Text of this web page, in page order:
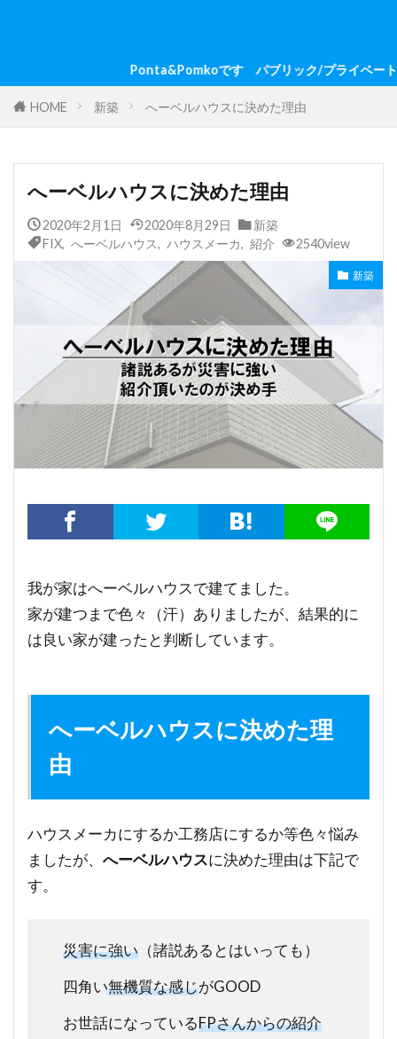
Ponta&Pomkoです パブリック/プライベートゾーンを区分けし
HOME 新築 へーベルハウスに決めた理由
へーベルハウスに決めた理由
2020年2月1日 2020年8月29日
新築
FIX, へーベルハウス ハウスメーカ 紹介 2540view
新築
我が家はへーベルハウスで建てました。
家が建つまで色々（汗）ありましたが、結果的に
は良い家が建ったと判断しています。
へーベルハウスに決めた理
由
ハウスメーカにするか工務店にするか等色々悩み
ましたが、 へーベルハウスに決めた理由は下記で
す。
災害に強い （諸説あるとはいっても）
四角い無機質な感じがGOOD
お世話になっているFPさんからの紹介